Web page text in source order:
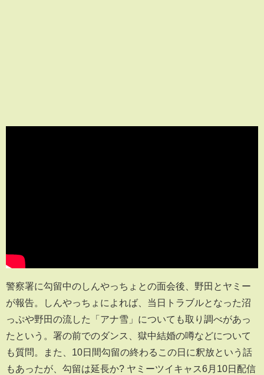
警察署に勾留中のしんやっちょとの面会後、野田とヤミー
が報告。しんやっちょによれば、当日トラブルとなった沼
っぷや野田の流した「アナ雪」についても取り調べがあっ
たという。署の前でのダンス、獄中結婚の噂などについて
も質問。また、10日間勾留の終わるこの日に釈放という話
もあったが、勾留は延長か? ヤミーツイキャス6月10日配信